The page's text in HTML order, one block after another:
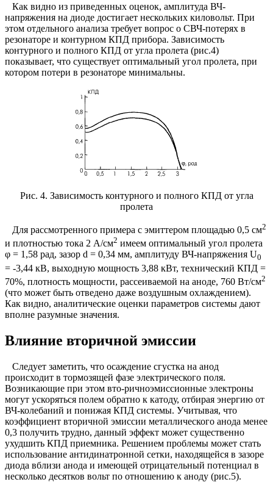
Как видно из приведенных оценок, амплитуда ВЧ-
напряжения на диоде достигает нескольких киловольт. При
этом отдельного анализа требует вопрос о СВЧ-потерях в
резонаторе и контурном КПД прибора. Зависимость
контурного и полного КПД от угла пролета (рис.4)
показывает, что существует оптимальный угол пролета, при
котором потери в резонаторе минимальны.
Рис. 4. Зависимость контурного и полного КПД от угла
пролета
Для рассмотренного примера с эмиттером площадью 0,5 см2
и плотностью тока 2 А/см2 имеем оптимальный угол пролета
φ = 1,58 рад, зазор d = 0,34 мм, амплитуду ВЧ-напряжения U0
= -3,44 кВ, выходную мощность 3,88 кВт, технический КПД =
70%, плотность мощности, рассеиваемой на аноде, 760 Вт/см2
(что может быть отведено даже воздушным охлаждением).
Как видно, аналитические оценки параметров системы дают
вполне разумные значения.
Влияние вторичной эмиссии
Следует заметить, что осаждение сгустка на анод
происходит в тормозящей фазе электрического поля.
Возникающие при этом вто-ричноэмиссионные электроны
могут ускоряться полем обратно к катоду, отбирая энергию от
ВЧ-колебаний и понижая КПД системы. Учитывая, что
коэффициент вторичной эмиссии металлического анода менее
0,3 получить трудно, данный эффект может существенно
ухудшить КПД приемника. Решением проблемы может стать
использование антидинатронной сетки, находящейся в зазоре
диода вблизи анода и имеющей отрицательный потенциал в
несколько десятков вольт по отношению к аноду (рис.5).